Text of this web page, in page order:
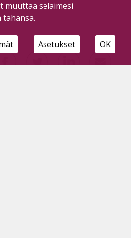
muuttaa selaimesi
tahansa.
Asetukset OK